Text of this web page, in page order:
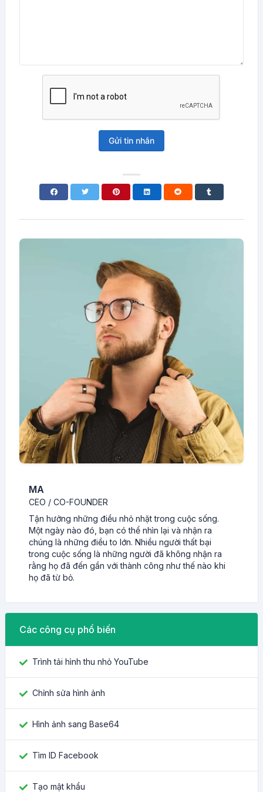
Gửi tin nhắn
MA
CEO / CO-FOUNDER
Tận hưởng những điều nhỏ nhặt trong cuộc sống.
Một ngày nào đó, bạn có thể nhìn lại và nhận ra
chúng là những điều to lớn. Nhiều người thất bại
trong cuộc sống là những người đã không nhận ra
rằng họ đã đến gần với thành công như thế nào khi
họ đã từ bỏ.
Các công cụ phổ biến
Trình tải hình thu nhỏ YouTube
Chỉnh sửa hình ảnh
Hình ảnh sang Base64
Tìm ID Facebook
Tạo mật khẩu